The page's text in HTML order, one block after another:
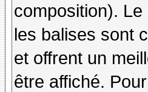
composition).
les balises sont
et offrent un
être affiché.